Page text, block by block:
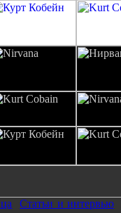
Статьи и интервью